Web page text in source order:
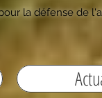
la défense de